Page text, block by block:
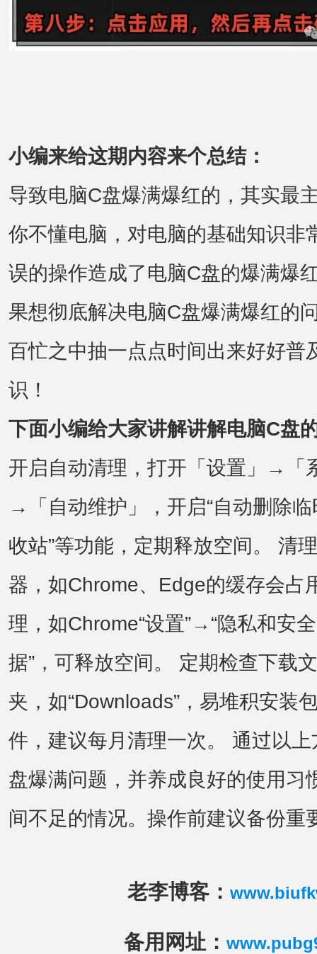
小编来给这期内容来个总结：
导致电脑C盘爆满爆红的，其实最
你不懂电脑，对电脑的基础知识非
误的操作造成了电脑C盘的爆满爆
果想彻底解决电脑C盘爆满爆红的
百忙之中抽一点点时间出来好好普
识！
下面小编给大家讲解讲解电脑C盘
开启自动清理，打开「设置」→「
→「自动维护」，开启“自动删除临
收站”等功能，定期释放空间。 清
器，如Chrome、Edge的缓存会占
理，如Chrome“设置”→“隐私和安
据”，可释放空间。 定期检查下载
夹，如“Downloads”，易堆积安装
件，建议每月清理一次。 通过以
盘爆满问题，并养成良好的使用习
间不足的情况。操作前建议备份重
老李博客：
备用网址：